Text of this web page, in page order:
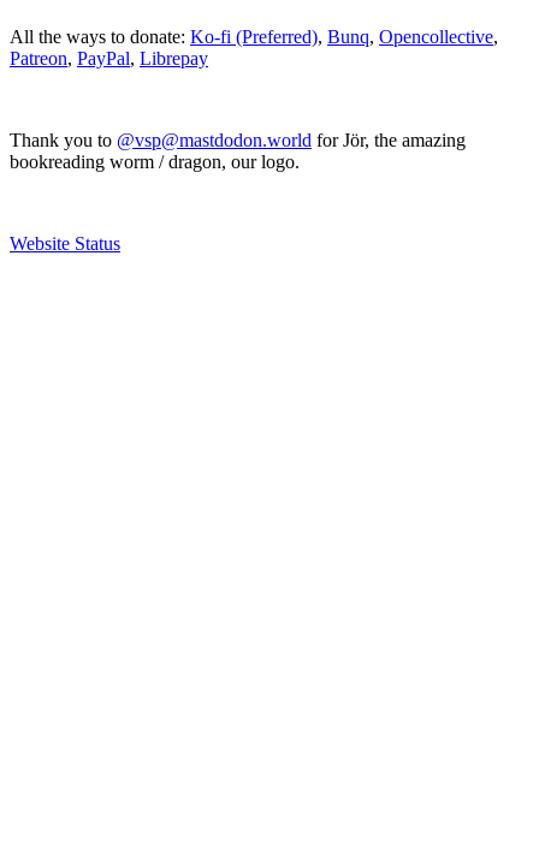
All the ways to donate: Ko-fi (Preferred), Bunq, Opencollective,
Patreon, PayPal, Librepay
Thank you to @vsp@mastdodon.world for Jör, the amazing
bookreading worm / dragon, our logo.
Website Status